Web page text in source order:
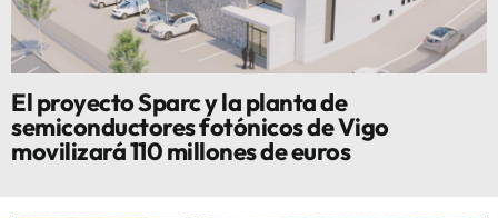
El proyecto Sparc y la planta de
semiconductores fotónicos de Vigo
movilizará 110 millones de euros